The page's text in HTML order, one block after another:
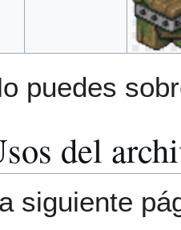
puedes
del
siguiente